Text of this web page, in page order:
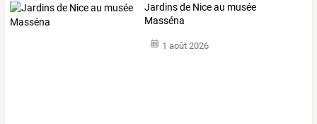
Jardins de Nice au musée
Masséna
1 août 2026